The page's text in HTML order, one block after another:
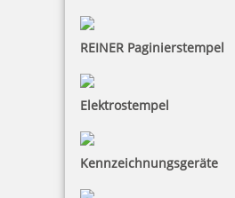
REINER Paginierstempel
Elektrostempel
Kennzeichnungsgeräte
NORIS 199 schwarz Stempelfarbe
13,30 €